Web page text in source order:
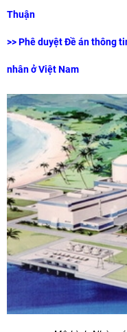
Thuận
>>Phê duyệt Đề án thông
nhân ở Việt Nam